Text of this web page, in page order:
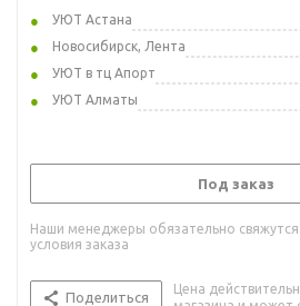
УЮТ Астана
Новосибирск, Лента
УЮТ в тц Апорт
УЮТ Алматы
Под заказ
Наши менеджеры обязательно свяжутся
условия заказа
Поделиться
Цена